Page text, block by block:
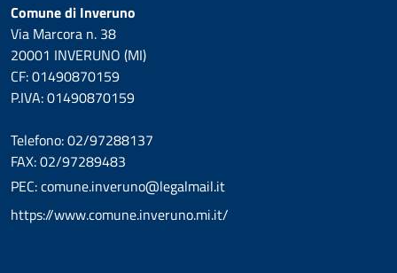
Comune di Inveruno
Via Marcora n. 38
20001 INVERUNO (MI)
CF: 01490870159
P.IVA: 01490870159
Telefono: 02/97288137
FAX: 02/97289483
PEC: comune.inveruno@legalmail.it
https://www.comune.inveruno.mi.it/